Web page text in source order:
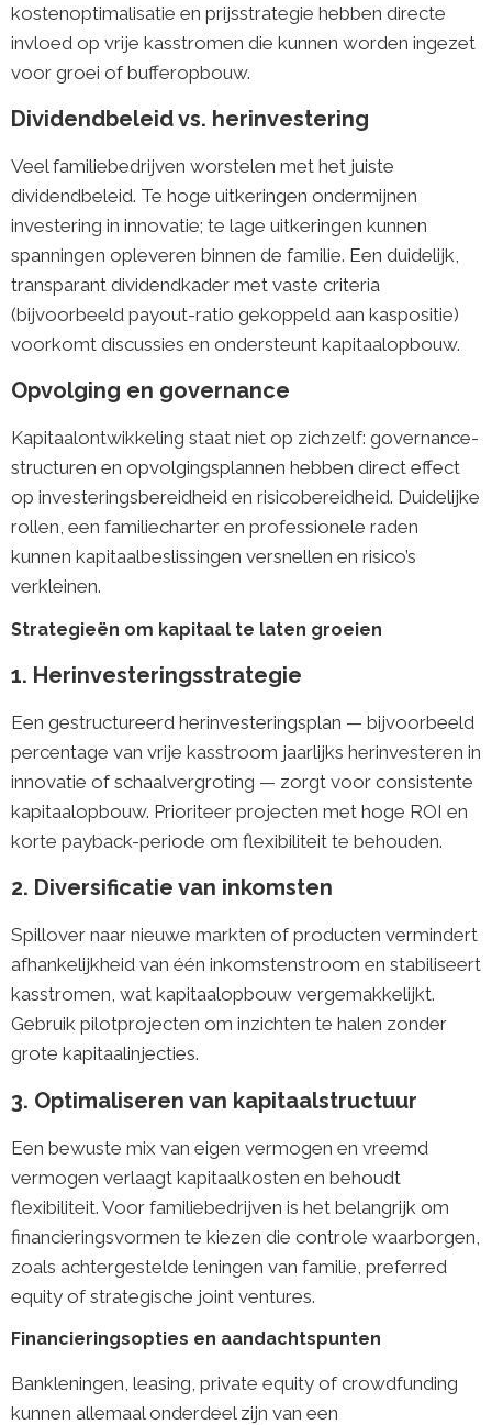
kostenoptimalisatie en prijsstrategie hebben directe
invloed op vrije kasstromen die kunnen worden ingezet
voor groei of bufferopbouw.
Dividendbeleid vs. herinvestering
Veel familiebedrijven worstelen met het juiste
dividendbeleid. Te hoge uitkeringen ondermijnen
investering in innovatie; te lage uitkeringen kunnen
spanningen opleveren binnen de familie. Een duidelijk,
transparant dividendkader met vaste criteria
(bijvoorbeeld payout-ratio gekoppeld aan kaspositie)
voorkomt discussies en ondersteunt kapitaalopbouw.
Opvolging en governance
Kapitaalontwikkeling staat niet op zichzelf: governance-
structuren en opvolgingsplannen hebben direct effect
op investeringsbereidheid en risicobereidheid. Duidelijke
rollen, een familiecharter en professionele raden
kunnen kapitaalbeslissingen versnellen en risico’s
verkleinen.
Strategieën om kapitaal te laten groeien
1. Herinvesteringsstrategie
Een gestructureerd herinvesteringsplan — bijvoorbeeld
percentage van vrije kasstroom jaarlijks herinvesteren in
innovatie of schaalvergroting — zorgt voor consistente
kapitaalopbouw. Prioriteer projecten met hoge ROI en
korte payback-periode om flexibiliteit te behouden.
2. Diversificatie van inkomsten
Spillover naar nieuwe markten of producten vermindert
afhankelijkheid van één inkomstenstroom en stabiliseert
kasstromen, wat kapitaalopbouw vergemakkelijkt.
Gebruik pilotprojecten om inzichten te halen zonder
grote kapitaalinjecties.
3. Optimaliseren van kapitaalstructuur
Een bewuste mix van eigen vermogen en vreemd
vermogen verlaagt kapitaalkosten en behoudt
flexibiliteit. Voor familiebedrijven is het belangrijk om
financieringsvormen te kiezen die controle waarborgen,
zoals achtergestelde leningen van familie, preferred
equity of strategische joint ventures.
Financieringsopties en aandachtspunten
Bankleningen, leasing, private equity of crowdfunding
kunnen allemaal onderdeel zijn van een